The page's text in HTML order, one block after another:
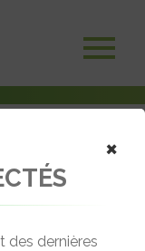
×
des dernières